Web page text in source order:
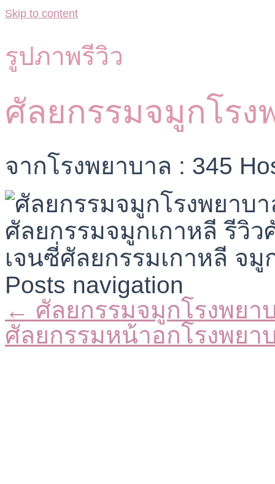
Skip to content
รูปภาพรีวิว
ศัลยกรรมจมูกโรง
จากโรงพยาบาล : 345
Posts navigation
← ศัลยกรรมจมูกโรงพยา
ศัลยกรรมหน้าอกโรงพย